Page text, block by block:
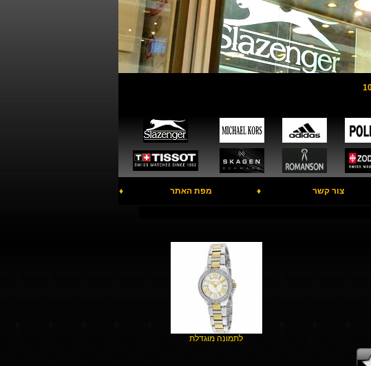
צור קשר ♦ מפת האתר ♦
לתמונה מוגדלת